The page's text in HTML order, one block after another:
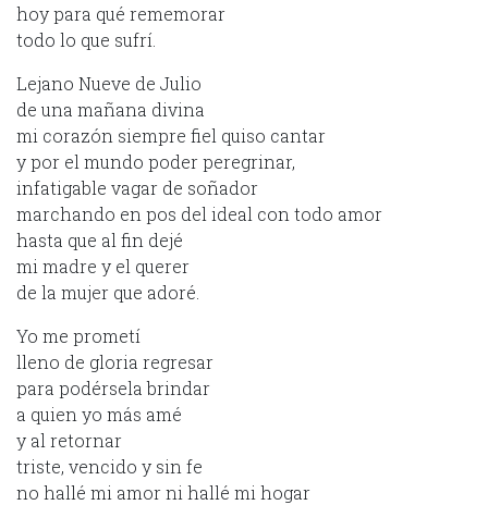
hoy para qué rememorar
todo lo que sufrí.
Lejano Nueve de Julio
de una mañana divina
mi corazón siempre fiel quiso cantar
y por el mundo poder peregrinar,
infatigable vagar de soñador
marchando en pos del ideal con todo amor
hasta que al fin dejé
mi madre y el querer
de la mujer que adoré.
Yo me prometí
lleno de gloria regresar
para podérsela brindar
a quien yo más amé
y al retornar
triste, vencido y sin fe
no hallé mi amor ni hallé mi hogar